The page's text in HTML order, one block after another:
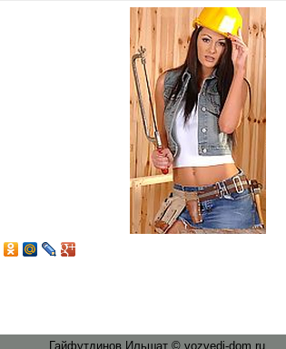
Гайфутдинов Ильшат © vozvedi-dom.ru